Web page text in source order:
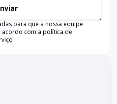
para que a nossa equipe
com a política de